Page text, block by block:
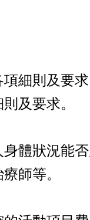
細則及要
及要求。​
體狀況能
師等。​